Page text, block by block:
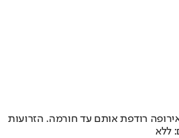
רודפת אותם עד חורמה. הזרועות
ללא